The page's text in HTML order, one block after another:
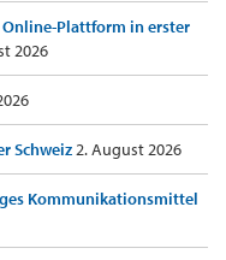
Plattform in erster
2026
Schweiz2. August 2026
Kommunikationsmittel